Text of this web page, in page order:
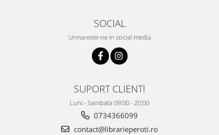
SOCIAL
Urmareste-ne in social media
SUPORT CLIENTI
Luni - Sambata 09:00 - 20:00
0734366099
contact@librarieperoti.ro